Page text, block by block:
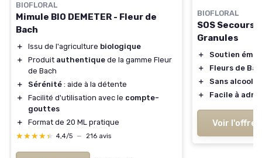
BIOFLORAL
Mimule BIO DEMETER - Fleur de
Bach
＋ Issu de l'agriculture biologique
＋
Produit authentique de la gamme Fleur
de Bach
＋
Sérénité : aide à la détente
＋
Facilité d'utilisation avec le compte-
gouttes
＋
Format de 20 ML pratique
★★★★★
★★★★★ 4,4/5 — 216 avis
BIOFLORAL
SOS Secours
Granules
＋
Soutien
＋
Fleurs de
＋
Sans alcool
＋
Facile à
Voir l'offre